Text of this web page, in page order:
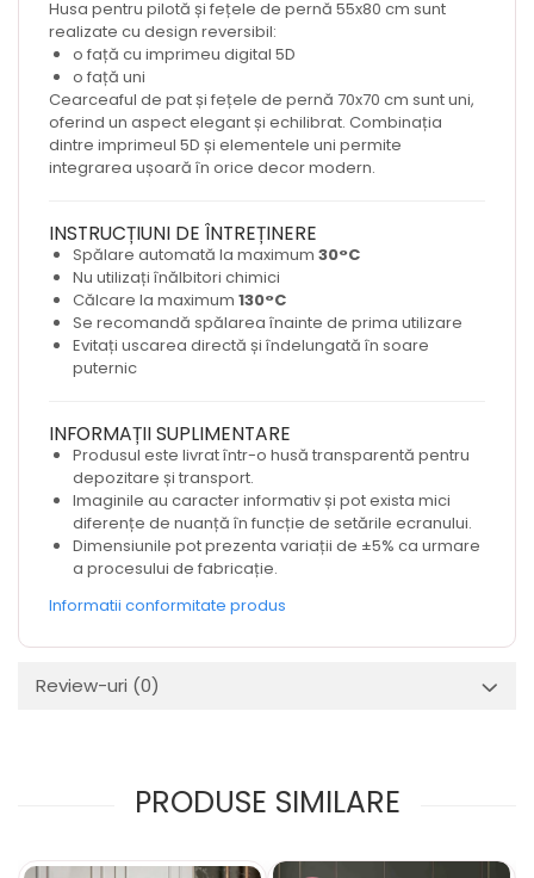
Husa pentru pilotă și fețele de pernă 55x80 cm sunt
realizate cu design reversibil:
o față cu imprimeu digital 5D
o față uni
Cearceaful de pat și fețele de pernă 70x70 cm sunt uni,
oferind un aspect elegant și echilibrat. Combinația
dintre imprimeul 5D și elementele uni permite
integrarea ușoară în orice decor modern.
INSTRUCȚIUNI DE ÎNTREȚINERE
Spălare automată la maximum 30°C
Nu utilizați înălbitori chimici
Călcare la maximum 130°C
Se recomandă spălarea înainte de prima utilizare
Evitați uscarea directă și îndelungată în soare
puternic
INFORMAȚII SUPLIMENTARE
Produsul este livrat într-o husă transparentă pentru
depozitare și transport.
Imaginile au caracter informativ și pot exista mici
diferențe de nuanță în funcție de setările ecranului.
Dimensiunile pot prezenta variații de ±5% ca urmare
a procesului de fabricație.
Informatii conformitate produs
Review-uri (0)
PRODUSE SIMILARE